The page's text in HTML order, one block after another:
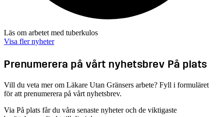
Läs om arbetet med tuberkulos
Visa fler nyheter
Prenumerera på vårt nyhetsbrev På plats
Vill du veta mer om Läkare Utan Gränsers arbete? Fyll i formuläret
för att prenumerera på vårt nyhetsbrev.
Via På plats får du våra senaste nyheter och de viktigaste